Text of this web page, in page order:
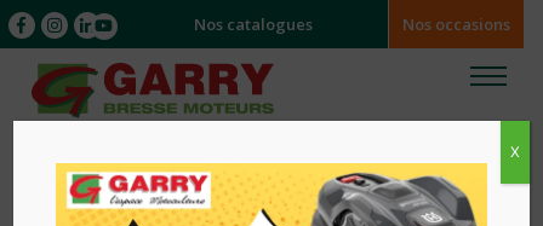
Nos catalogues Nos occasions
X